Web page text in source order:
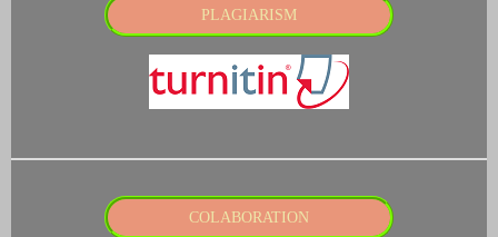
PLAGIARISM
COLABORATION